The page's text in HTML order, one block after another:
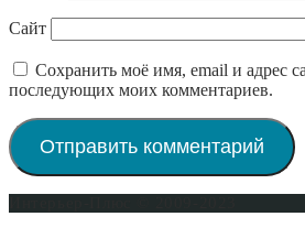
Сайт
Сохранить моё имя, email и адрес
последующих моих комментариев.